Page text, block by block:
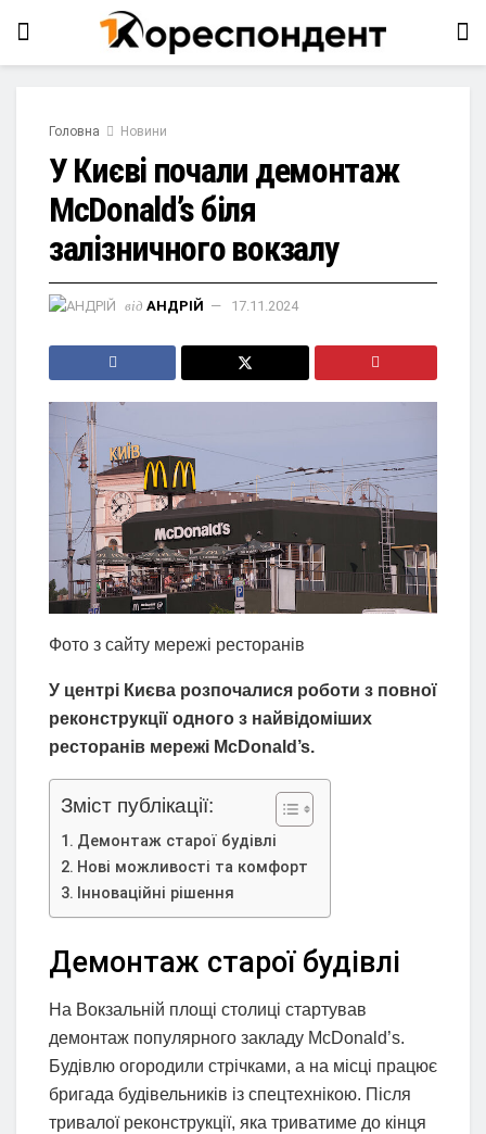
Головна Новини
У Києві почали демонтаж
McDonald’s біля
залізничного вокзалу
від АНДРІЙ 17.11.2024
Фото з сайту мережі ресторанів
У центрі Києва розпочалися роботи з повної
реконструкції одного з найвідоміших
ресторанів мережі McDonald’s.
Зміст публікації:
Демонтаж старої будівлі
Нові можливості та комфорт
Інноваційні рішення
Демонтаж старої будівлі
На Вокзальній площі столиці стартував
демонтаж популярного закладу McDonald’s.
Будівлю огородили стрічками, а на місці працює
бригада будівельників із спецтехнікою. Після
тривалої реконструкції, яка триватиме до кінця